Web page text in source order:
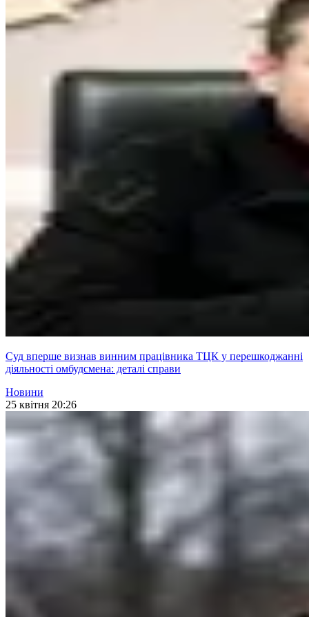
Суд вперше визнав винним працівника ТЦК у перешкоджанні
діяльності омбудсмена: деталі справи
Новини
25 квітня 20:26